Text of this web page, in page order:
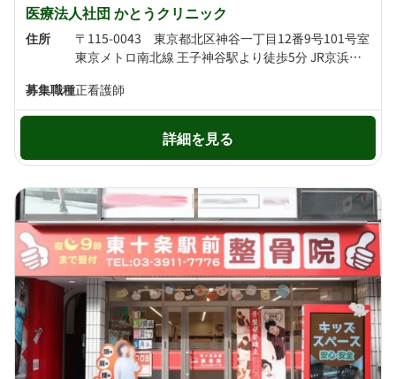
医療法人社団 かとうクリニック
住所
〒115-0043 東京都北区神谷一丁目12番9号101号室
東京メトロ南北線 王子神谷駅より徒歩5分 JR京浜東北線 東十条駅より徒歩10分
募集職種正看護師
詳細を見る